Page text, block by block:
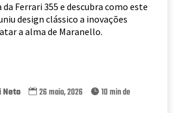
Ferrari 355 e descubra como este
design clássico a inovações
a alma de Maranello.
Neto  26 maio, 2026  10 min de